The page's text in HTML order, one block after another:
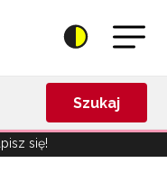
Szukaj
się!